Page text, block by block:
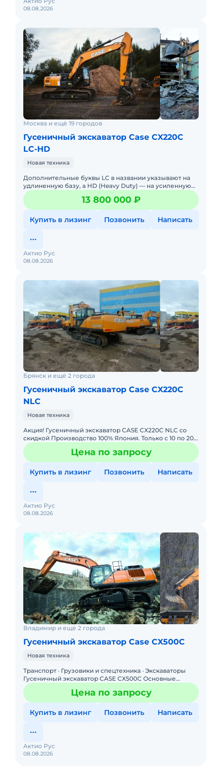
08.08.2026
Москва и ещё 19 городов
Гусеничный экскаватор Case CX220C
LC-HD
Новая техника
Дополнительные буквы LC в названии указывают на
удлиненную базу, а HD (Heavy Duty) — на усиленную
конструкцию ходовой части и рабочего оборудования.
Экскаватор
13 800 000 ₽
Купить в лизинг Позвонить Написать
08.08.2026
Актио Рус
Брянск и ещё 2 города
Гусеничный экскаватор Case CX220C
NLC
Новая техника
Акция! Гусеничный экскаватор CASE CX220C NLC со
скидкой Производство 100% Япония. Только с 10 по 20
декабря 2020 г новая машина по сниженной цене - 12
000 000 р
Цена по запросу
Купить в лизинг Позвонить Написать
08.08.2026
Актио Рус
Владимир и ещё 2 города
Гусеничный экскаватор Case CX500C
Новая техника
Транспорт · Грузовики и спецтехника · Экскаваторы
Гусеничный экскаватор CASE CX500C Основные
преимущества: - Стрела и рукоять отличаются
усилениями из кованнЦена по запросу
Купить в лизинг Позвонить Написать
08.08.2026
Актио Рус